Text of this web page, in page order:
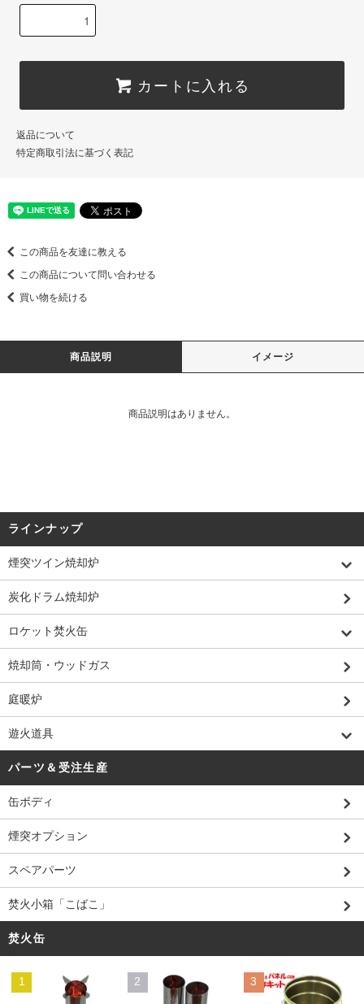
カートに入れる
返品について
特定商取引法に基づく表記
この商品を友達に教える
この商品について問い合わせる
買い物を続ける
商品説明 イメージ
商品説明はありません。
ラインナップ
煙突ツイン焼却炉
炭化ドラム焼却炉
ロケット焚火缶
焼却筒・ウッドガス
庭暖炉
遊火道具
パーツ＆受注生産
缶ボディ
煙突オプション
スペアパーツ
焚火小箱「こばこ」
焚火缶
1 2 3